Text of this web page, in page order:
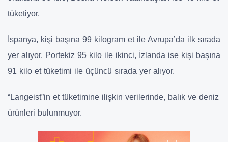
tüketiyor.
İspanya, kişi başına 99 kilogram et ile Avrupa’da ilk sırada
yer alıyor. Portekiz 95 kilo ile ikinci, İzlanda ise kişi başına
91 kilo et tüketimi ile üçüncü sırada yer alıyor.
“Langeist”in et tüketimine ilişkin verilerinde, balık ve deniz
ürünleri bulunmuyor.